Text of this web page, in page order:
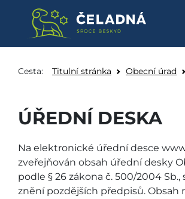
Cesta: Titulní stránka Obecní úrad
ÚŘEDNÍ DESKA
Na elektronické úřední desce
zveřejňován obsah úřední desky
podle § 26 zákona č. 500/2004 Sb.,
znění pozdějších předpisů. Obsah